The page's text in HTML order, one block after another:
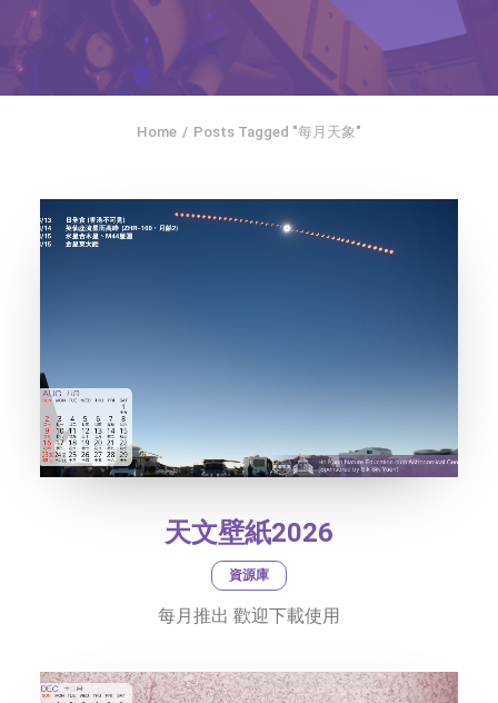
SEARCH
社交平台
字型大小
Home Posts Tagged "每月天象"
天文壁紙2026
資源庫
每月推出 歡迎下載使用